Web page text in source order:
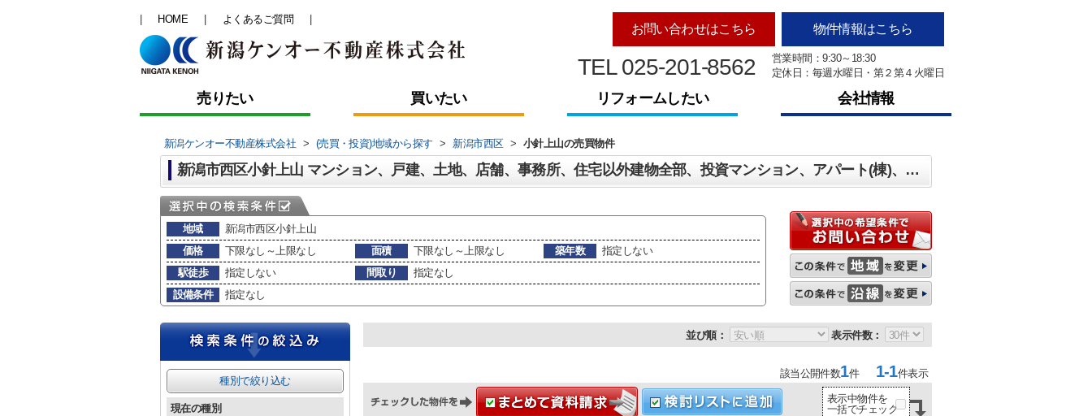
HOME よくあるご質問
お問い合わせはこちら 物件情報はこちら
営業時間：9:30～18:30
定休日：毎週水曜日・第２第４火曜日
TEL 025-201-8562
売りたい 買いたい リフォームしたい 会社情報
新潟ケンオー不動産株式会社 > (売買・投資)地域から探す > 新潟市西区 > 小針上山の売買物件
新潟市西区小針上山 マンション、戸建、土地、店舗、事務所、住宅以外建物全部、投資マンション、アパート(棟)、マンション(棟)、ビル、戸建、店舗事務所、その他、土地一覧
地域
新潟市西区小針上山
価格
下限なし～上限なし 面積 下限なし～上限なし 築年数
指定しない
駅徒歩
指定しない 間取り
指定なし
設備条件
指定なし
並び順： 表示件数：
該当公開件数1件1-1件表示
表示中物件を
一括でチェック
種別で絞り込む
現在の種別